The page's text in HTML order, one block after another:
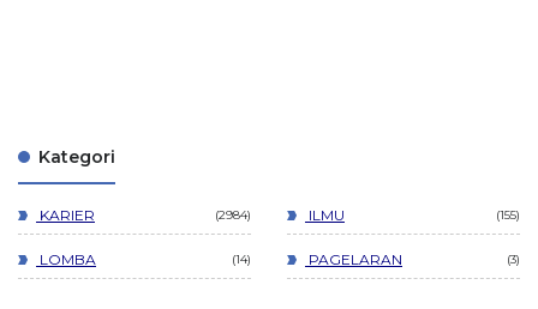
Kategori
KARIER 2984 ILMU 155
LOMBA 14 PAGELARAN 3